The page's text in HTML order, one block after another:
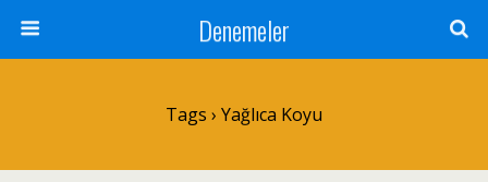
Denemeler
Tags › Yağlıca Koyu